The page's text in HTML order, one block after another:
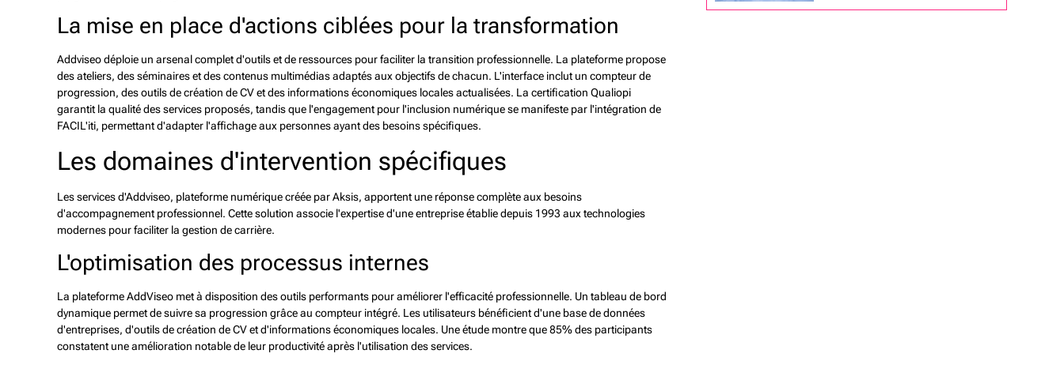
La mise en place d'actions ciblées pour la transformation
Addviseo déploie un arsenal complet d'outils et de ressources pour faciliter la transition professionnelle. La plateforme propose
des ateliers, des séminaires et des contenus multimédias adaptés aux objectifs de chacun. L'interface inclut un compteur de
progression, des outils de création de CV et des informations économiques locales actualisées. La certification Qualiopi
garantit la qualité des services proposés, tandis que l'engagement pour l'inclusion numérique se manifeste par l'intégration de
FACIL'iti, permettant d'adapter l'affichage aux personnes ayant des besoins spécifiques.
Les domaines d'intervention spécifiques
Les services d'Addviseo, plateforme numérique créée par Aksis, apportent une réponse complète aux besoins
d'accompagnement professionnel. Cette solution associe l'expertise d'une entreprise établie depuis 1993 aux technologies
modernes pour faciliter la gestion de carrière.
L'optimisation des processus internes
La plateforme AddViseo met à disposition des outils performants pour améliorer l'efficacité professionnelle. Un tableau de bord
dynamique permet de suivre sa progression grâce au compteur intégré. Les utilisateurs bénéficient d'une base de données
d'entreprises, d'outils de création de CV et d'informations économiques locales. Une étude montre que 85% des participants
constatent une amélioration notable de leur productivité après l'utilisation des services.